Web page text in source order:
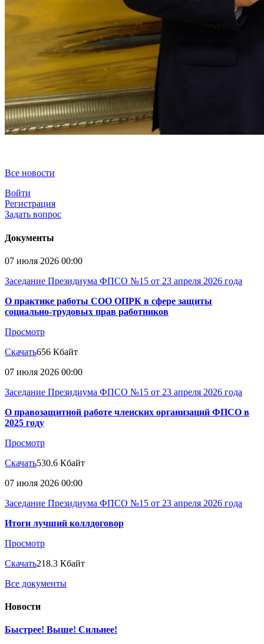
Все новости
Войти
Регистрация
Задать вопрос
Документы
07 июля 2026 00:00
Заседание Президиума ФПСО №15 от 23 апреля 2026 года
О практике работы СОО ОПРК в сфере защиты
социально-трудовых прав работников
Просмотр
Скачать656 Кбайт
07 июля 2026 00:00
Заседание Президиума ФПСО №15 от 23 апреля 2026 года
О правозащитной работе членских организаций ФПСО в
2025 году
Просмотр
Скачать530.6 Кбайт
07 июля 2026 00:00
Заседание Президиума ФПСО №15 от 23 апреля 2026 года
Итоги лучший коллдоговор
Просмотр
Скачать218.3 Кбайт
Все документы
Новости
Быстрее! Выше! Сильнее!